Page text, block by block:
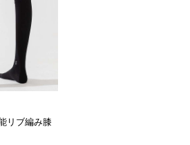
リブ編み膝